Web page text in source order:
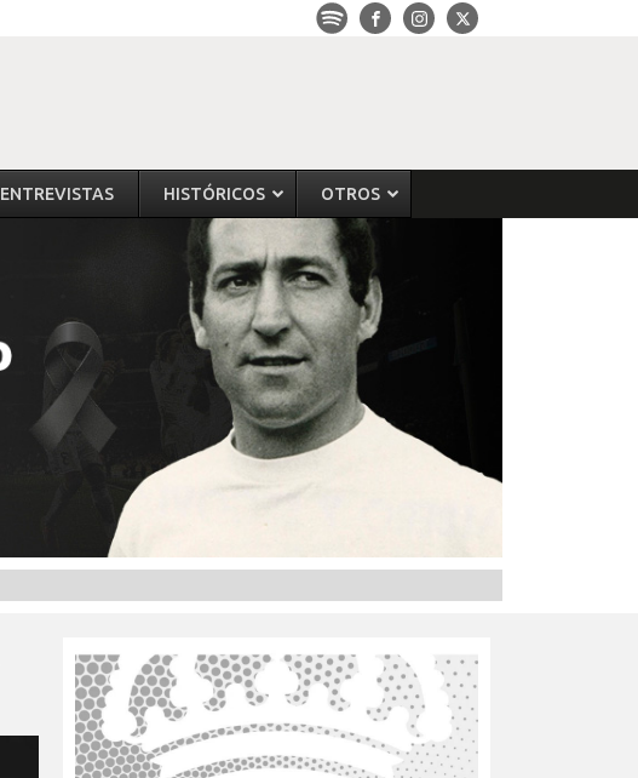
ENTREVISTAS HISTÓRICOS OTROS